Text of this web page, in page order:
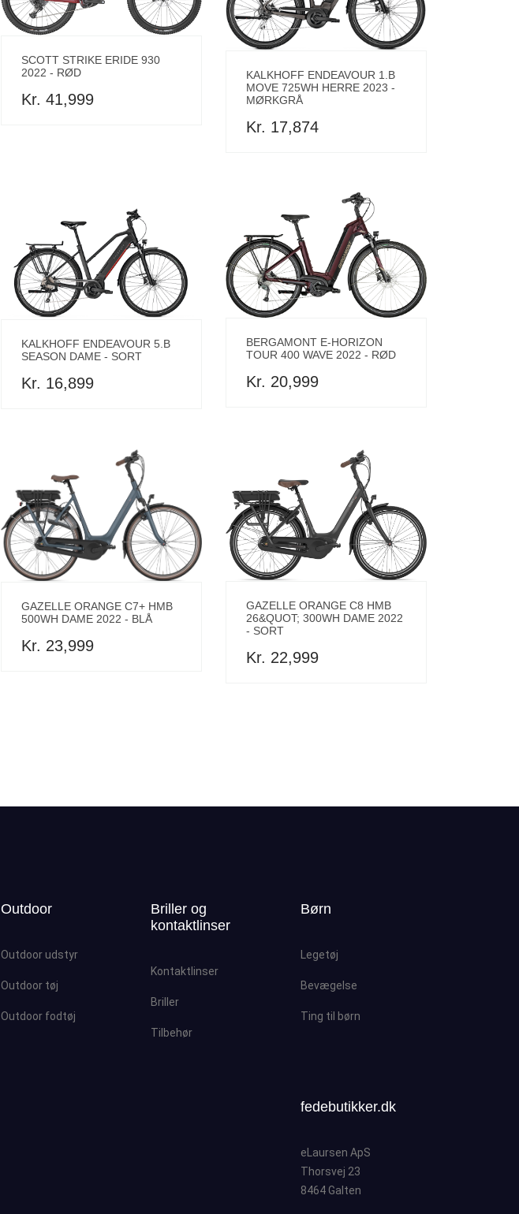
SCOTT STRIKE ERIDE 930
2022 - RØD
Kr. 41,999
KALKHOFF ENDEAVOUR 1.B
MOVE 725WH HERRE 2023 -
MØRKGRÅ
Kr. 17,874
KALKHOFF ENDEAVOUR 5.B
SEASON DAME - SORT
Kr. 16,899
BERGAMONT E-HORIZON
TOUR 400 WAVE 2022 - RØD
Kr. 20,999
GAZELLE ORANGE C7+ HMB
500WH DAME 2022 - BLÅ
Kr. 23,999
GAZELLE ORANGE C8 HMB
26&QUOT; 300WH DAME 2022
- SORT
Kr. 22,999
Outdoor
Outdoor udstyr
Outdoor tøj
Outdoor fodtøj
Briller og
kontaktlinser
Kontaktlinser
Briller
Tilbehør
Børn
Legetøj
Bevægelse
Ting til børn
fedebutikker.dk
eLaursen ApS
Thorsvej 23
8464 Galten